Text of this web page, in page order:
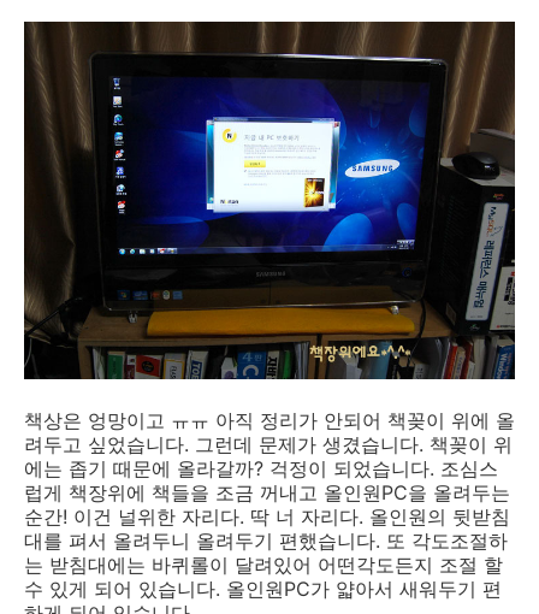
책상은 엉망이고 ㅠㅠ 아직 정리가 안되어 책꽂이 위에 올
려두고 싶었습니다. 그런데 문제가 생겼습니다. 책꽂이 위
에는 좁기 때문에 올라갈까? 걱정이 되었습니다. 조심스
럽게 책장위에 책들을 조금 꺼내고 올인원PC을 올려두는
순간! 이건 널위한 자리다. 딱 너 자리다. 올인원의 뒷받침
대를 펴서 올려두니 올려두기 편했습니다. 또 각도조절하
는 받침대에는 바퀴롤이 달려있어 어떤각도든지 조절 할
수 있게 되어 있습니다. 올인원PC가 얇아서 새워두기 편